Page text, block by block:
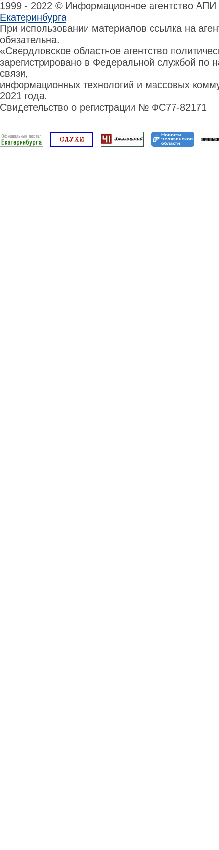
1999 - 2022 © Информационное агентство
Екатеринбурга
При использовании материалов ссылка на
обязательна.
«Свердловское областное агентство
зарегистрировано в Федеральной службой по
связи,
информационных технологий и массовых
2021 года.
Свидетельство о регистрации № ФС77-82171